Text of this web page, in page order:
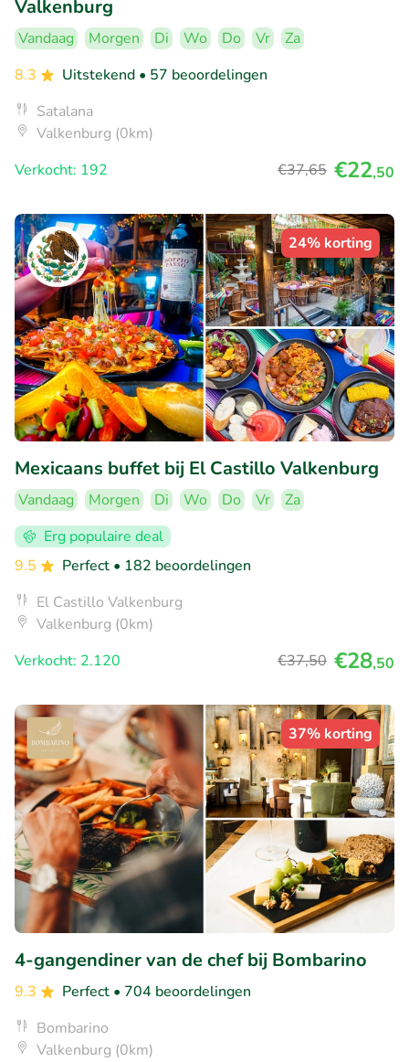
Valkenburg
Vandaag Morgen Di Wo Do Vr
Za
8.3
Uitstekend • 57 beoordelingen
Satalana
Valkenburg (0km)
Verkocht: 192
€37,65 €22,50
24% korting
Mexicaans buffet bij El Castillo Valkenburg
Vandaag Morgen Di Wo Do Vr
Za
Erg populaire deal
9.5
Perfect • 182 beoordelingen
El Castillo Valkenburg
Valkenburg (0km)
Verkocht: 2.120
€37,50 €28,50
37% korting
4-gangendiner van de chef bij Bombarino
9.3 Perfect • 704 beoordelingen
Bombarino
Valkenburg (0km)